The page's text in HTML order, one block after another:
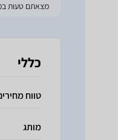
מצאתם טעות
כללי
טווח
מותג